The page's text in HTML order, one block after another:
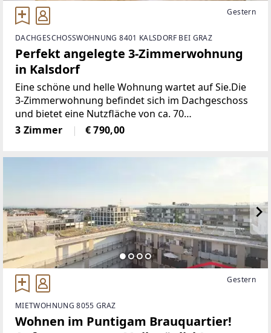
Gestern
DACHGESCHOSSWOHNUNG 8401 KALSDORF BEI GRAZ
Perfekt angelegte 3-Zimmerwohnung
in Kalsdorf
Eine schöne und helle Wohnung wartet auf Sie.Die
3-Zimmerwohnung befindet sich im Dachgeschoss
und bietet eine Nutzfläche von ca. 70
m².Raumaufteilung:+ 3 Zimmer+ Küche+ ein Bad mit
Dusche und Fenster+ separate Toilette+
3 Zimmer € 790,00
Gestern
MIETWOHNUNG 8055 GRAZ
Wohnen im Puntigam Brauquartier!